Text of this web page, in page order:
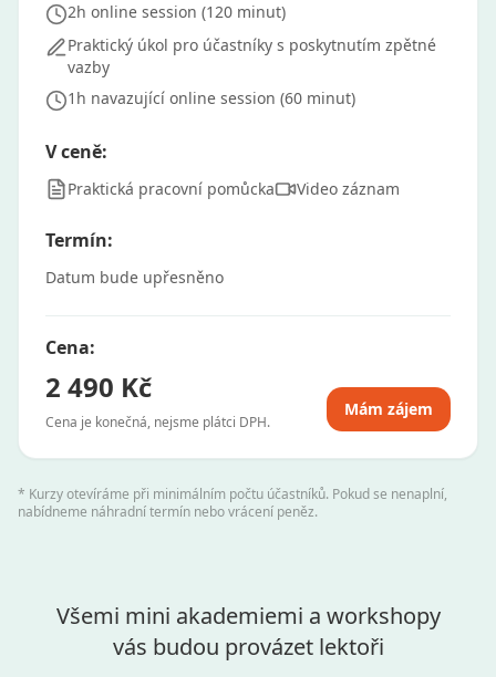
2h online session (120 minut)
Praktický úkol pro účastníky s poskytnutím zpětné
vazby
1h navazující online session (60 minut)
V ceně:
Praktická pracovní pomůcka Video záznam
Termín:
Datum bude upřesněno
Cena:
2 490 Kč
Cena je konečná, nejsme plátci DPH.
Mám zájem
* Kurzy otevíráme při minimálním počtu účastníků. Pokud se nenaplní,
nabídneme náhradní termín nebo vrácení peněz.
Všemi mini akademiemi a workshopy
vás budou provázet lektoři